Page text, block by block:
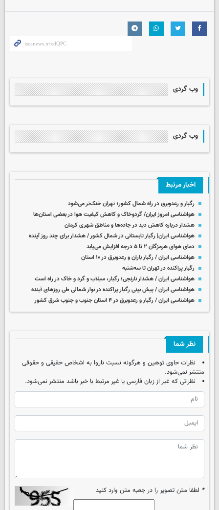
وب گردی
وب گردی
اخبار مرتبط
رگبار و رعدوبرق در راه شمال کشور؛ تهران خنک‌تر می‌شود
هواشناسی امروز ایران/ گردوخاک و کاهش کیفیت هوا در بعضی استان‌ها
هشدار درباره کاهش دید در جاده‌ها و مناطق شهری کرمان
هواشناسی ایران| رگبار تابستانی در شمال کشور / هشدار برای چند روز آینده
دمای هوای هرمزگان ۲ تا ۵ درجه افزایش می‌یابد
هواشناسی ایران / رگبار باران و رعدوبرق در ۱۰ استان
رگبار پراکنده در تهران تا سه‌شنبه
هواشناسی ایران / هشدار نارنجی؛ رگبار، سیلاب و گرد و خاک در راه است
هواشناسی ایران / ­پیش بینی رگبار پراکنده در نوار شمالی طی روزهای آینده
هواشناسی ایران / رگبار و رعدوبرق در ۴ استان جنوب و جنوب شرق کشور
نظر شما
نظرات حاوی توهین و هرگونه نسبت ناروا به اشخاص حقیقی و حقوقی
منتشر نمی‌شود.
نظراتی که غیر از زبان فارسی یا غیر مرتبط با خبر باشد منتشر نمی‌شود.
* لطفا متن تصویر را در جعبه متن وارد کنید